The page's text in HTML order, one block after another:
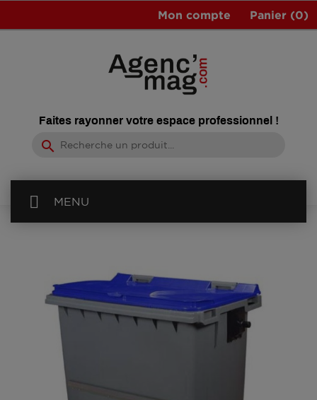
Panier (0)
Mon compte
Faites rayonner votre espace professionnel !
search
MENU